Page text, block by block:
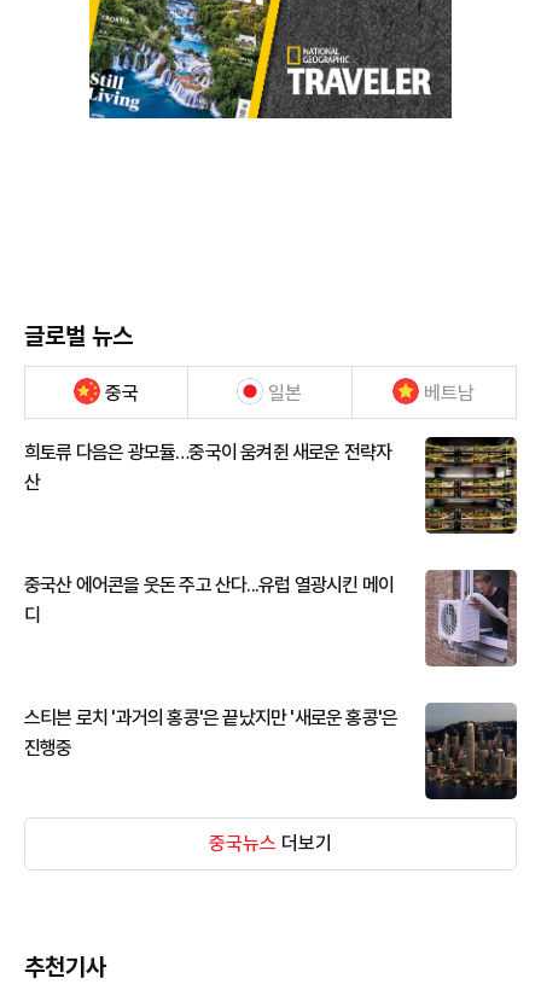
글로벌 뉴스
중국 일본 베트남
희토류 다음은 광모듈…중국이 움켜쥔 새로운 전략자
산
중국산 에어콘을 웃돈 주고 산다...유럽 열광시킨 메이
디
스티븐 로치 '과거의 홍콩'은 끝났지만 '새로운 홍콩'은
진행중
중국뉴스 더보기
추천기사